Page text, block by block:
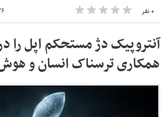
۰ نفر ۲۶
آنتروپیک دژ مستحکم اپل
همکاری ترسناک انسان و